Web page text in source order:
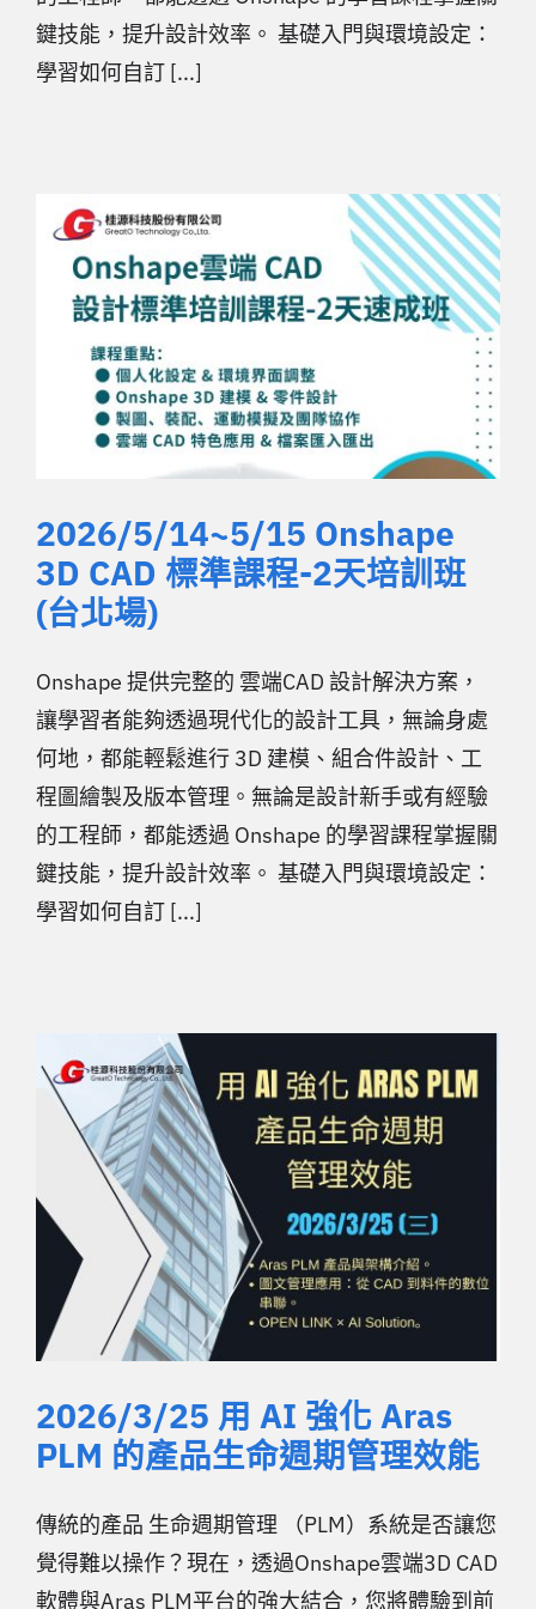
鍵技能，提升設計效率。 基礎入門與環境設定：
學習如何自訂 [...]
2026/5/14~5/15 Onshape
3D CAD 標準課程-2天培訓班
(台北場)
Onshape 提供完整的 雲端CAD 設計解決方案，
讓學習者能夠透過現代化的設計工具，無論身處
何地，都能輕鬆進行 3D 建模、組合件設計、工
程圖繪製及版本管理。無論是設計新手或有經驗
的工程師，都能透過 Onshape 的學習課程掌握關
鍵技能，提升設計效率。 基礎入門與環境設定：
學習如何自訂 [...]
2026/3/25 用 AI 強化 Aras
PLM 的產品生命週期管理效能
傳統的產品 生命週期管理 （PLM）系統是否讓您
覺得難以操作？現在，透過Onshape雲端3D CAD
軟體與Aras PLM平台的強大結合，您將體驗到前